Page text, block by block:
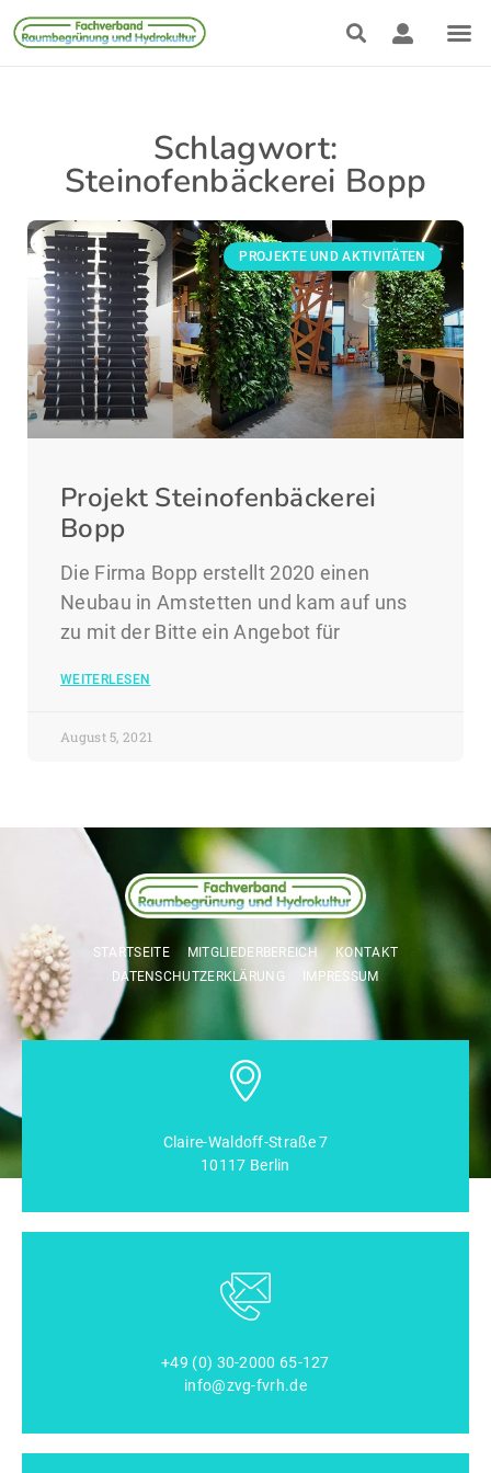
Schlagwort:
Steinofenbäckerei Bopp
PROJEKTE UND AKTIVITÄTEN
Projekt Steinofenbäckerei
Bopp
Die Firma Bopp erstellt 2020 einen
Neubau in Amstetten und kam auf uns
zu mit der Bitte ein Angebot für
WEITERLESEN
August 5, 2021
STARTSEITE MITGLIEDERBEREICH
KONTAKT
DATENSCHUTZERKLÄRUNG
IMPRESSUM
Claire-Waldoff-Straße 7
10117 Berlin
+49 (0) 30-2000 65-127
info@zvg-fvrh.de